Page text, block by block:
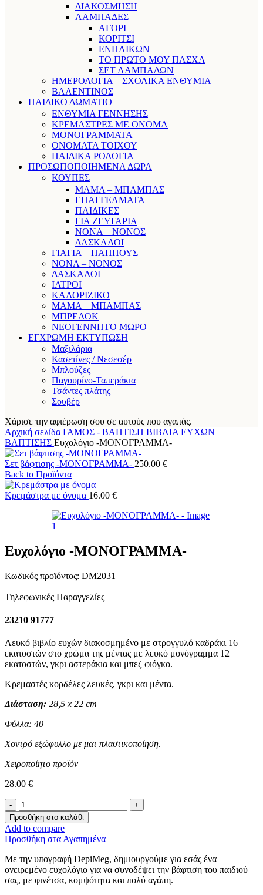
ΔΙΑΚΟΣΜΗΣΗ
ΛΑΜΠΑΔΕΣ
ΑΓΟΡΙ
ΚΟΡΙΤΣΙ
ΕΝΗΛΙΚΩΝ
ΤΟ ΠΡΩΤΟ ΜΟΥ ΠΑΣΧΑ
ΣΕΤ ΛΑΜΠΑΔΩΝ
ΗΜΕΡΟΛΟΓΙΑ – ΣΧΟΛΙΚΑ ΕΝΘΥΜΙΑ
ΒΑΛΕΝΤΙΝΟΣ
ΠΑΙΔΙΚΟ ΔΩΜΑΤΙΟ
ΕΝΘΥΜΙΑ ΓΕΝΝΗΣΗΣ
ΚΡΕΜΑΣΤΡΕΣ ΜΕ ΟΝΟΜΑ
ΜΟΝΟΓΡΑΜΜΑΤΑ
ΟΝΟΜΑΤΑ ΤΟΙΧΟΥ
ΠΑΙΔΙΚΑ ΡΟΛΟΓΙΑ
ΠΡΟΣΩΠΟΠΟΙΗΜΕΝΑ ΔΩΡΑ
ΚΟΥΠΕΣ
ΜΑΜΑ – ΜΠΑΜΠΑΣ
ΕΠΑΓΓΕΛΜΑΤΑ
ΠΑΙΔΙΚΕΣ
ΓΙΑ ΖΕΥΓΑΡΙΑ
ΝΟΝΑ – ΝΟΝΟΣ
ΔΑΣΚΑΛΟΙ
ΓΙΑΓΙΑ – ΠΑΠΠΟΥΣ
ΝΟΝΑ – ΝΟΝΟΣ
ΔΑΣΚΑΛΟΙ
ΙΑΤΡΟΙ
ΚΑΛΟΡΙΖΙΚΟ
ΜΑΜΑ – ΜΠΑΜΠΑΣ
ΜΠΡΕΛΟΚ
ΝΕΟΓΕΝΝΗΤΟ ΜΩΡΟ
ΕΓΧΡΩΜΗ ΕΚΤΥΠΩΣΗ
Μαξιλάρια
Κασετίνες / Νεσεσέρ
Μπλούζες
Παγουρίνο-Ταπεράκια
Τσάντες πλάτης
Σουβέρ
Χάρισε την αφιέρωση σου σε αυτούς που αγαπάς.
Αρχική σελίδα ΓΑΜΟΣ - ΒΑΠΤΙΣΗ ΒΙΒΛΙΑ ΕΥΧΩΝ
ΒΑΠΤΙΣΗΣ Ευχολόγιο -ΜΟΝΟΓΡΑΜΜΑ-
Σετ βάφτισης -ΜΟΝΟΓΡΑΜΜΑ- 250.00 €
Back to Προϊόντα
Κρεμάστρα με όνομα 16.00 €
Ευχολόγιο -ΜΟΝΟΓΡΑΜΜΑ-
Κωδικός προϊόντος: DM2031
Τηλεφωνικές Παραγγελίες
23210 91777
Λευκό βιβλίο ευχών διακοσμημένο με στρογγυλό καδράκι 16
εκατοστών στο χρώμα της μέντας με λευκό μονόγραμμα 12
εκατοστών, γκρι αστεράκια και μπεζ φιόγκο.
Κρεμαστές κορδέλες λευκές, γκρι και μέντα.
Διάσταση: 28,5 x 22 cm
Φύλλα: 40
Χοντρό εξώφυλλο με ματ πλαστικοποίηση.
Χειροποίητο προϊόν
28.00 €
Ευχολόγιο
-ΜΟΝΟΓΡΑΜΜΑ-
ποσότητα
Προσθήκη στο καλάθι
Add to compare
Προσθήκη στα Αγαπημένα
Με την υπογραφή DepiMeg, δημιουργούμε για εσάς ένα
ονειρεμένο ευχολόγιο για να συνοδέψει την βάφτιση του παιδιού
σας, με φινέτσα, κομψότητα και πολύ αγάπη.